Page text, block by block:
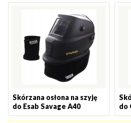
Skórzana osłona na szyję
do Esab Savage A40
do